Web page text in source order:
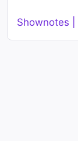
Shownotes